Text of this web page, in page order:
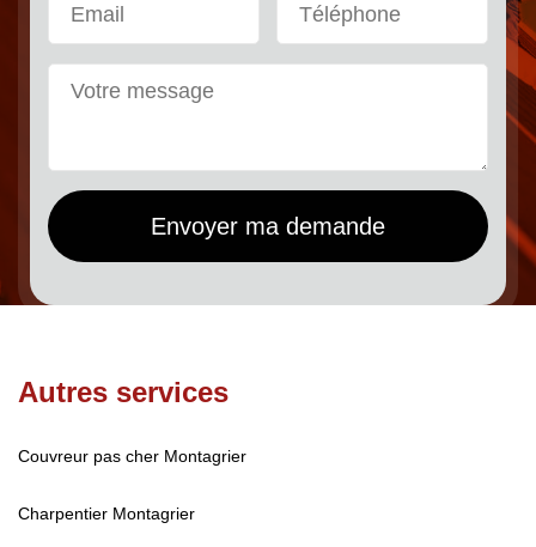
Autres services
Couvreur pas cher Montagrier
Charpentier Montagrier